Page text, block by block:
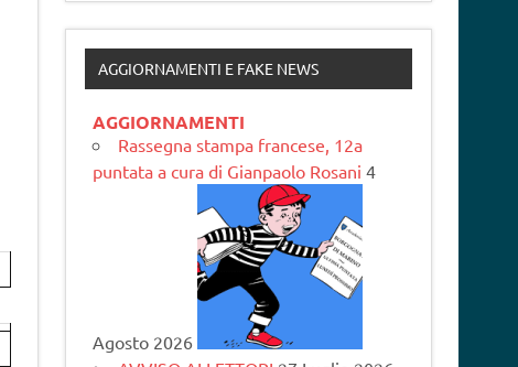
AGGIORNAMENTI E FAKE NEWS
AGGIORNAMENTI
Rassegna stampa francese, 12a
puntata a cura di Gianpaolo Rosani 4
Agosto 2026